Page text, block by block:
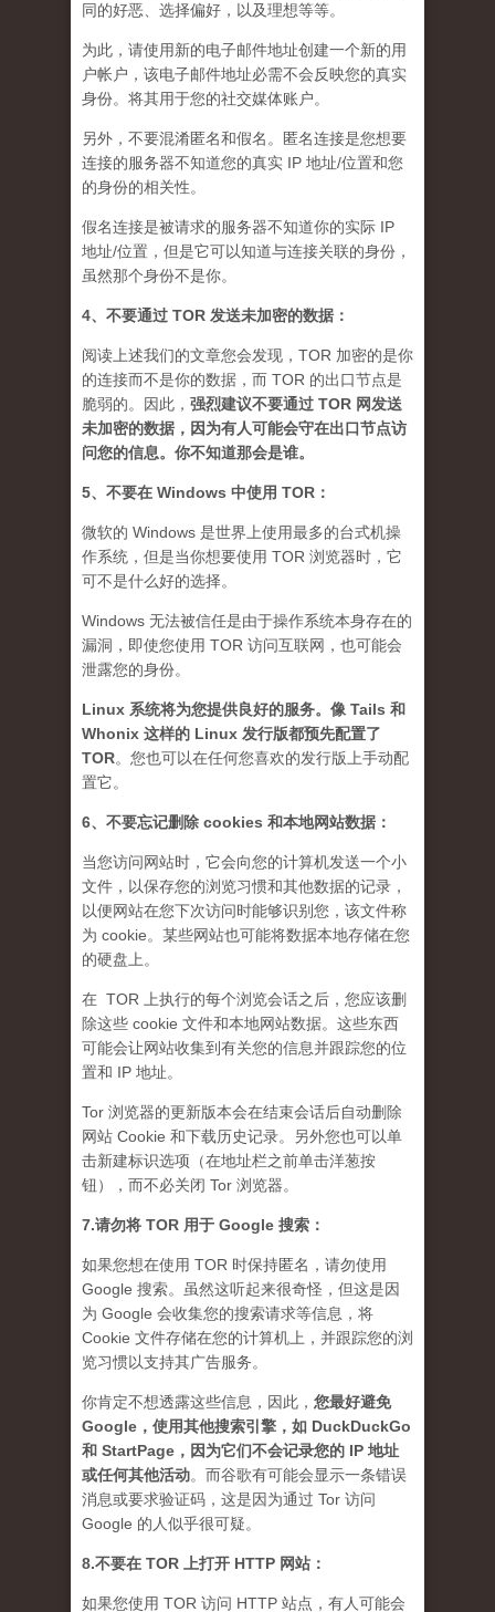
同的好恶、选择偏好，以及理想等等。
为此，请使用新的电子邮件地址创建一个新的用
户帐户，该电子邮件地址必需不会反映您的真实
身份。将其用于您的社交媒体账户。
另外，不要混淆匿名和假名。匿名连接是您想要
连接的服务器不知道您的真实 IP 地址/位置和您
的身份的相关性。
假名连接是被请求的服务器不知道你的实际 IP
地址/位置，但是它可以知道与连接关联的身份，
虽然那个身份不是你。
4、不要通过 TOR 发送未加密的数据：
阅读上述我们的文章您会发现，TOR 加密的是你
的连接而不是你的数据，而 TOR 的出口节点是
脆弱的。因此， 强烈建议不要通过 TOR 网发送
未加密的数据，因为有人可能会守在出口节点访
问您的信息。你不知道那会是谁。
5、不要在 Windows 中使用 TOR：
微软的 Windows 是世界上使用最多的台式机操
作系统，但是当你想要使用 TOR 浏览器时，它
可不是什么好的选择。
Windows 无法被信任是由于操作系统本身存在的
漏洞，即使您使用 TOR 访问互联网，也可能会
泄露您的身份。
Linux 系统将为您提供良好的服务。像 Tails 和
Whonix 这样的 Linux 发行版都预先配置了
TOR。您也可以在任何您喜欢的发行版上手动配
置它。
6、不要忘记删除 cookies 和本地网站数据：
当您访问网站时，它会向您的计算机发送一个小
文件，以保存您的浏览习惯和其他数据的记录，
以便网站在您下次访问时能够识别您，该文件称
为 cookie。某些网站也可能将数据本地存储在您
的硬盘上。
在 TOR 上执行的每个浏览会话之后，您应该删
除这些 cookie 文件和本地网站数据。这些东西
可能会让网站收集到有关您的信息并跟踪您的位
置和 IP 地址。
Tor 浏览器的更新版本会在结束会话后自动删除
网站 Cookie 和下载历史记录。另外您也可以单
击新建标识选项（在地址栏之前单击洋葱按
钮），而不必关闭 Tor 浏览器。
7.请勿将 TOR 用于 Google 搜索：
如果您想在使用 TOR 时保持匿名，请勿使用
Google 搜索。虽然这听起来很奇怪，但这是因
为 Google 会收集您的搜索请求等信息，将
Cookie 文件存储在您的计算机上，并跟踪您的浏
览习惯以支持其广告服务。
你肯定不想透露这些信息，因此， 您最好避免
Google，使用其他搜索引擎，如 DuckDuckGo
和 StartPage，因为它们不会记录您的 IP 地址
或任何其他活动。而谷歌有可能会显示一条错误
消息或要求验证码，这是因为通过 Tor 访问
Google 的人似乎很可疑。
8.不要在 TOR 上打开 HTTP 网站：
如果您使用 TOR 访问 HTTP 站点，有人可能会